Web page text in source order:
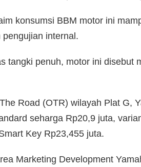
konsumsi BBM motor ini
pengujian internal.
tangki penuh, motor ini disebut
Road (OTR) wilayah Plat G,
seharga Rp20,9 juta,
Key Rp23,455 juta.
Marketing Development